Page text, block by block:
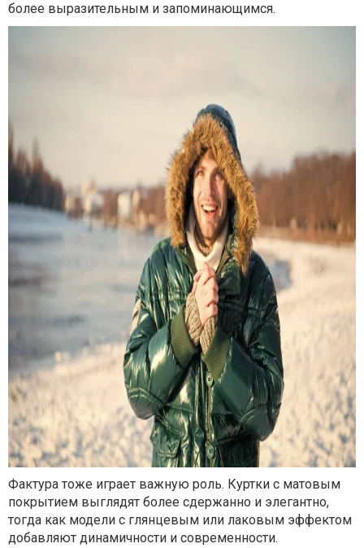
более выразительным и запоминающимся.
Фактура тоже играет важную роль. Куртки с матовым
покрытием выглядят более сдержанно и элегантно,
тогда как модели с глянцевым или лаковым эффектом
добавляют динамичности и современности.